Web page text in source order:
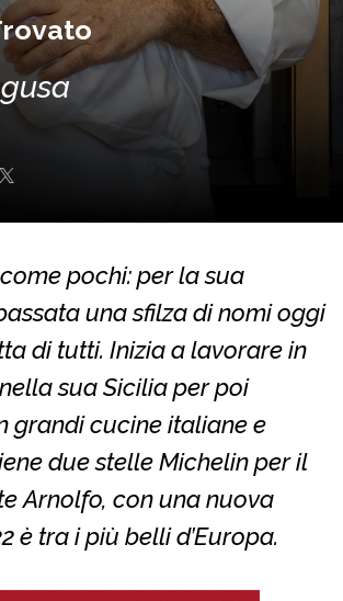
pochi: per la sua
una sfilza di nomi oggi
di tutti. Inizia a lavorare in
sua Sicilia per poi
grandi cucine italiane e
due stelle Michelin per il
Arnolfo, con una nuova
è tra i più belli d’Europa.